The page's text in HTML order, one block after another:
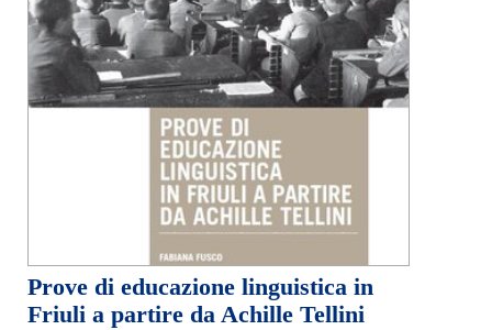
Prove di educazione linguistica in
Friuli a partire da Achille Tellini